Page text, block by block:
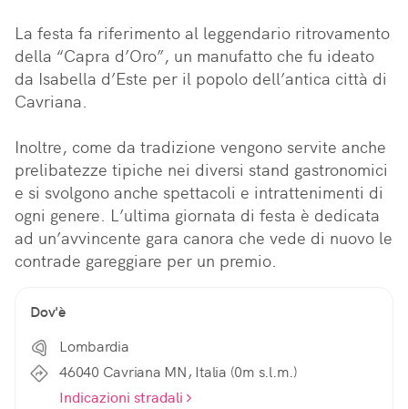
La festa fa riferimento al leggendario ritrovamento
della “Capra d’Oro”, un manufatto che fu ideato
da Isabella d’Este per il popolo dell’antica città di
Cavriana.
Inoltre, come da tradizione vengono servite anche
prelibatezze tipiche nei diversi stand gastronomici
e si svolgono anche spettacoli e intrattenimenti di
ogni genere. L’ultima giornata di festa è dedicata
ad un’avvincente gara canora che vede di nuovo le
contrade gareggiare per un premio.
Dov'è
Lombardia
46040 Cavriana MN, Italia (0m s.l.m.)
Indicazioni stradali